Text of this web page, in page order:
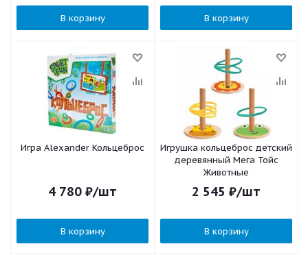
В корзину В корзину
Игра Alexander Кольцеброс
4 780 ₽/шт
В корзину
Игрушка кольцеброс детский
деревянный Мега Тойс
Животные
2 545 ₽/шт
В корзину